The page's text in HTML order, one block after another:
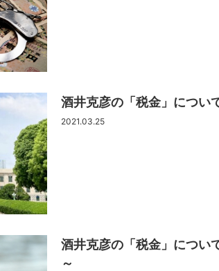
酒井克彦の「税金」につい
2021.03.25
酒井克彦の「税金」につい
～